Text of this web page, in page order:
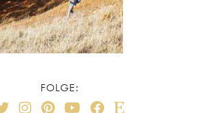
FOLGE: